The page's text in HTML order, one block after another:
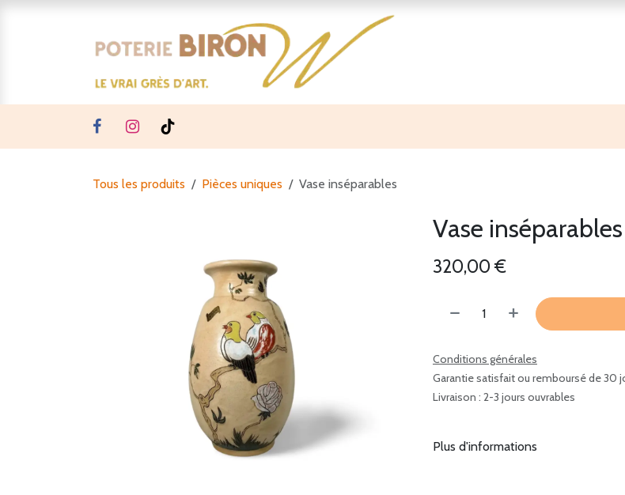
Tous les produits Pièces uniques Vase inséparables
Vase inséparables
320,00 €
Conditions générales
Garantie satisfait ou remboursé de 30
Livraison : 2-3 jours ouvrables
Plus d'informations